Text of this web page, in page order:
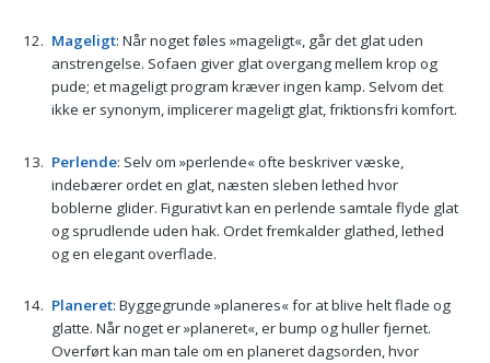
Mageligt: Når noget føles »mageligt«, går det glat uden
anstrengelse. Sofaen giver glat overgang mellem krop og
pude; et mageligt program kræver ingen kamp. Selvom det
ikke er synonym, implicerer mageligt glat, friktionsfri komfort.
Perlende: Selv om »perlende« ofte beskriver væske,
indebærer ordet en glat, næsten sleben lethed hvor
boblerne glider. Figurativt kan en perlende samtale flyde glat
og sprudlende uden hak. Ordet fremkalder glathed, lethed
og en elegant overflade.
Planeret: Byggegrunde »planeres« for at blive helt flade og
glatte. Når noget er »planeret«, er bump og huller fjernet.
Overført kan man tale om en planeret dagsorden, hvor